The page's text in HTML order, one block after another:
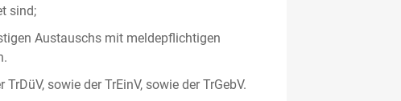
sind;
Austauschs mit meldepflichtigen
sowie der TrEinV, sowie der TrGebV.